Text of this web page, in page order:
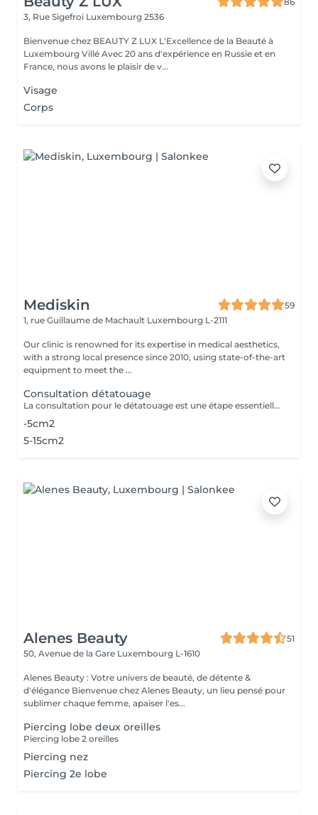
3, Rue Sigefroi Luxembourg 2536
Bienvenue chez BEAUTY Z LUX L'Excellence de la Beauté à
Luxembourg Villé Avec 20 ans d'expérience en Russie et en
France, nous avons le plaisir de v...
Visage
Corps
Mediskin
59
1, rue Guillaume de Machault Luxembourg L-2111
Our clinic is renowned for its expertise in medical aesthetics,
with a strong local presence since 2010, using state-of-the-art
equipment to meet the ...
Consultation détatouage
La consultation pour le détatouage est une étape essentielle avant le traitement. Elle permet d'évaluer la taille, les couleurs et la profondeur du tatouage, ainsi que le type de peau du patient. Le professionnel explique le déroulement du traitement, le nombre de séances nécessaires et les éventuels effets secondaires. C'est aussi le moment pour poser toutes vos questions et discuter des attentes en termes de résultats
-5cm2
5-15cm2
Alenes Beauty
51
50, Avenue de la Gare Luxembourg L-1610
Alenes Beauty : Votre univers de beauté, de détente &
d'élégance Bienvenue chez Alenes Beauty, un lieu pensé pour
sublimer chaque femme, apaiser l'es...
Piercing lobe deux oreilles
Piercing lobe 2 oreilles
Piercing nez
Piercing 2e lobe